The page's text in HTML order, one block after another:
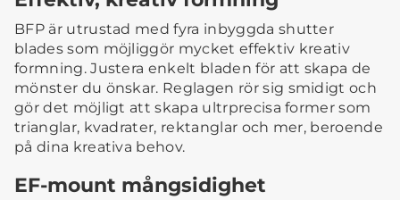
BFP är utrustad med fyra inbyggda shutter
blades som möjliggör mycket effektiv kreativ
formning. Justera enkelt bladen för att skapa de
mönster du önskar. Reglagen rör sig smidigt och
gör det möjligt att skapa ultrprecisa former som
trianglar, kvadrater, rektanglar och mer, beroende
på dina kreativa behov.
EF-mount mångsidighet